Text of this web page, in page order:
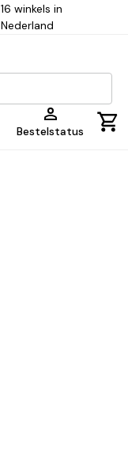
16 winkels in
Nederland
Bestelstatus